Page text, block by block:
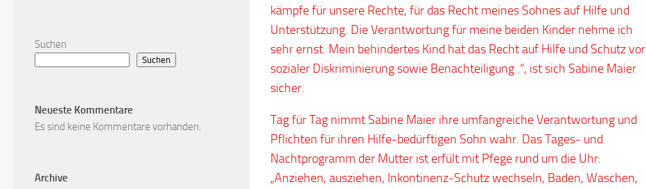
kämpfe für unsere Rechte, für das Recht meines Sohnes auf Hilfe und
Unterstützung. Die Verantwortung für meine beiden Kinder nehme ich
sehr ernst. Mein behindertes Kind hat das Recht auf Hilfe und Schutz vor
sozialer Diskriminierung sowie Benachteiligung .“, ist sich Sabine Maier
sicher.
Tag für Tag nimmt Sabine Maier ihre umfangreiche Verantwortung und
Pflichten für ihren Hilfe-bedürftigen Sohn wahr. Das Tages- und
Nachtprogramm der Mutter ist erfült mit Pfege rund um die Uhr:
„Anziehen, ausziehen, Inkontinenz-Schutz wechseln, Baden, Waschen,
Suchen
Suchen
Neueste Kommentare
Es sind keine Kommentare vorhanden.
Archive